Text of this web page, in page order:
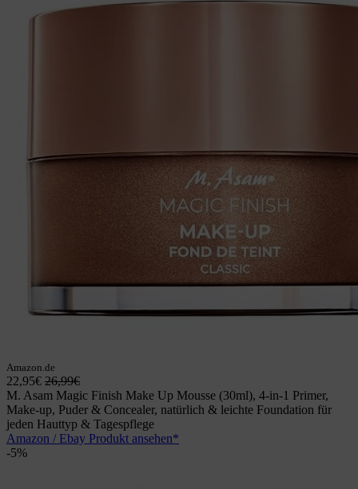
Amazon.de
22,95€ 26,99€
M. Asam Magic Finish Make Up Mousse (30ml), 4-in-1 Primer,
Make-up, Puder & Concealer, natürlich & leichte Foundation für
jeden Hauttyp & Tagespflege
Amazon / Ebay Produkt ansehen*
-5%